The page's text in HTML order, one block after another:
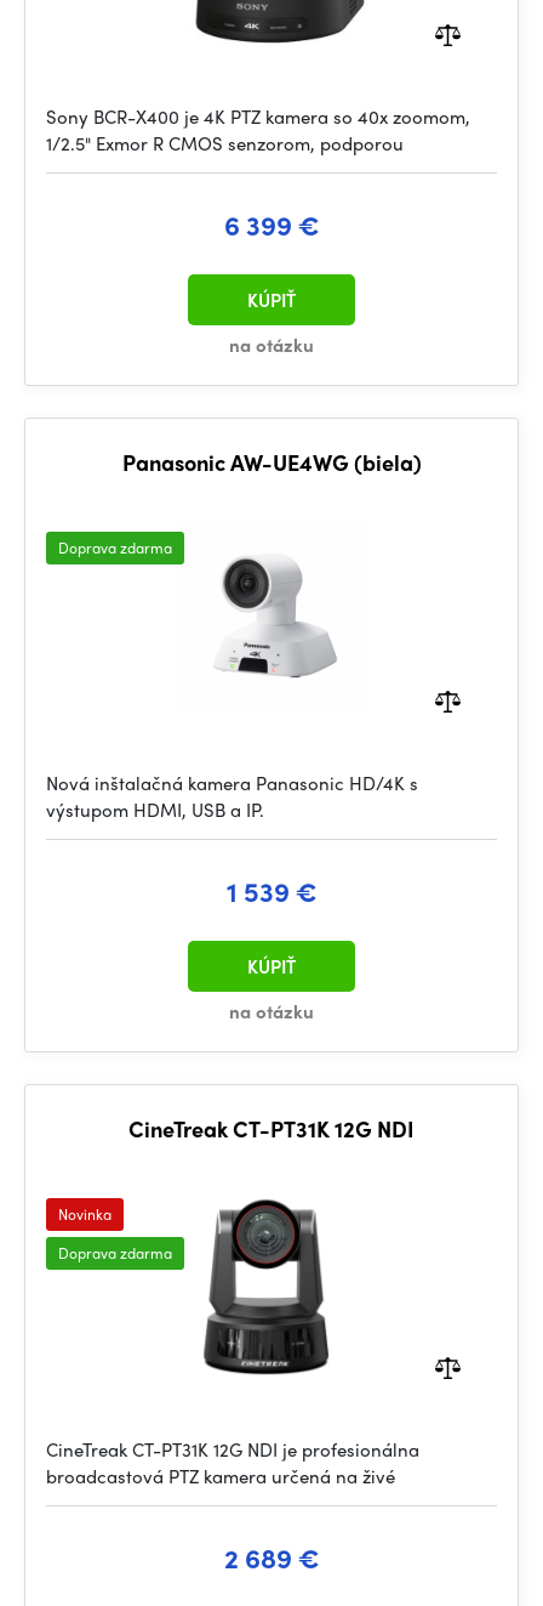
Sony BCR-X400 je 4K PTZ kamera so 40x zoomom,
1/2.5" Exmor R CMOS senzorom, podporou
6 399 €
na otázku
KÚPIŤ
Panasonic AW-UE4WG (biela)
Doprava zdarma
Nová inštalačná kamera Panasonic HD/4K s
výstupom HDMI, USB a IP.
1 539 €
na otázku
KÚPIŤ
CineTreak CT-PT31K 12G NDI
Novinka
Doprava zdarma
CineTreak CT-PT31K 12G NDI je profesionálna
broadcastová PTZ kamera určená na živé
2 689 €